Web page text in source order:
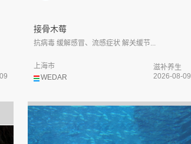
接骨木莓
抗病毒 缓解感冒、流感症状 解关缓节...
WEDAR
上海市
滋补养生
2026-08-09